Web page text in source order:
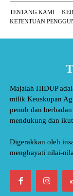
TENTANG KAMI
KETENTUAN
Majalah HIDUP
milik Keuskupan
penuh dan
mendukung dan
Digerakkan oleh
menghayati nilai-